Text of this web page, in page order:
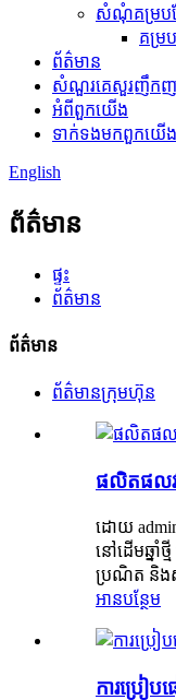
សំណុំគម្របគ្
គម្រ
ព័ត៌មាន
សំណួរគេសួរញឹកញ
អំពី​ពួក​យើង
ទាក់ទង​មក​ពួក​យើង
English
ព័ត៌មាន
ផ្ទះ
ព័ត៌មាន
ព័ត៌មាន
ព័ត៌មានក្រុមហ៊ុន
ផលិតផលវ
ដោយ
នៅដើមឆ្នាំ
ប្រណិត និងសិ
អាន​បន្ថែម
ការប្រៀ